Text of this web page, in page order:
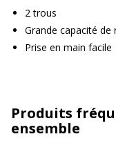
2 trous
Grande capacité de
Prise en main facile
Produits
ensemble